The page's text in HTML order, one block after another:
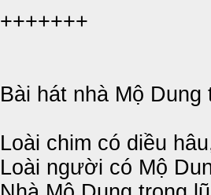
+++++++
Bài hát nhà Mộ
Loài chim có diều
Loài người có Mộ